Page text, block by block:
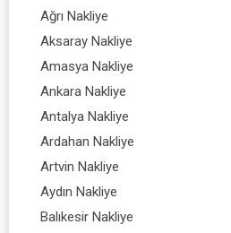
Ağrı Nakliye
Aksaray Nakliye
Amasya Nakliye
Ankara Nakliye
Antalya Nakliye
Ardahan Nakliye
Artvin Nakliye
Aydın Nakliye
Balıkesir Nakliye